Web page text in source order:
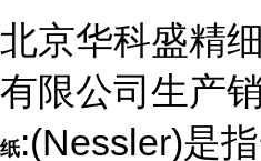
北京华科盛精
有限公司生产
纸:(Nessler)是